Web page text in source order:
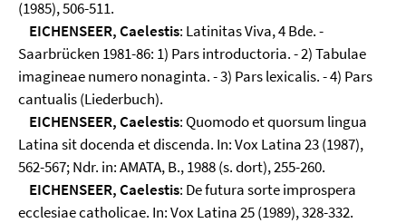
(1985), 506-511.
EICHENSEER, Caelestis: Latinitas Viva, 4 Bde. -
Saarbrücken 1981-86: 1) Pars introductoria. - 2) Tabulae
imagineae numero nonaginta. - 3) Pars lexicalis. - 4) Pars
cantualis (Liederbuch).
EICHENSEER, Caelestis: Quomodo et quorsum lingua
Latina sit docenda et discenda. In: Vox Latina 23 (1987),
562-567; Ndr. in: AMATA, B., 1988 (s. dort), 255-260.
EICHENSEER, Caelestis: De futura sorte improspera
ecclesiae catholicae. In: Vox Latina 25 (1989), 328-332.